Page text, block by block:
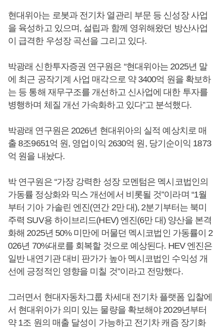
현대위아는 로봇과 전기차 열관리 부문 등 신성장 사업
을 육성하고 있으며, 설립과 함께 영위해왔던 방산사업
이 급격한 우성장 곡선을 그리고 있다.
박광래 신한투자증권 연구원은 “현대위아는 2025년 말
에 최근 공작기계 사업 매각으로 약 3400억 원을 확보하
는 등 통해 재무구조를 개선하고 신사업에 대한 투자를
병행하며 체질 개선 가속화하고 있다”고 분석했다.
박광래 연구원은 2026년 현대위아의 실적 예상치로 매
출 8조9651억 원, 영업이익 2630억 원, 당기순이익 1873
억 원을 내놨다.
박 연구원은 “가장 강력한 성장 모멘텀은 멕시코법인의
가동률 정상화와 믹스 개선에서 비롯될 것”이라며 “1월
부터 기아 가솔린 엔진(연간 2만 대), 2분기부터는 북미
주력 SUV용 하이브리드(HEV) 엔진(6만 대) 양산을 본격
화해 2025년 50% 미만에 머물던 멕시코법인 가동률이 2
026년 70%대로를 회복할 것으로 예상된다. HEV 엔진은
일반 내연기관 대비 판가가 높아 멕시코법인 수익성 개
선에 긍정적인 영향을 미칠 것”이라고 전망했다.
그러면서 현대자동차그룹 차세대 전기차 플랫폼 입찰에
서 현대위아가 의미 있는 물량을 확보해야 2029년부터
약 1조 원의 매출 달성이 가능하고 전기차 캐즘 장기화